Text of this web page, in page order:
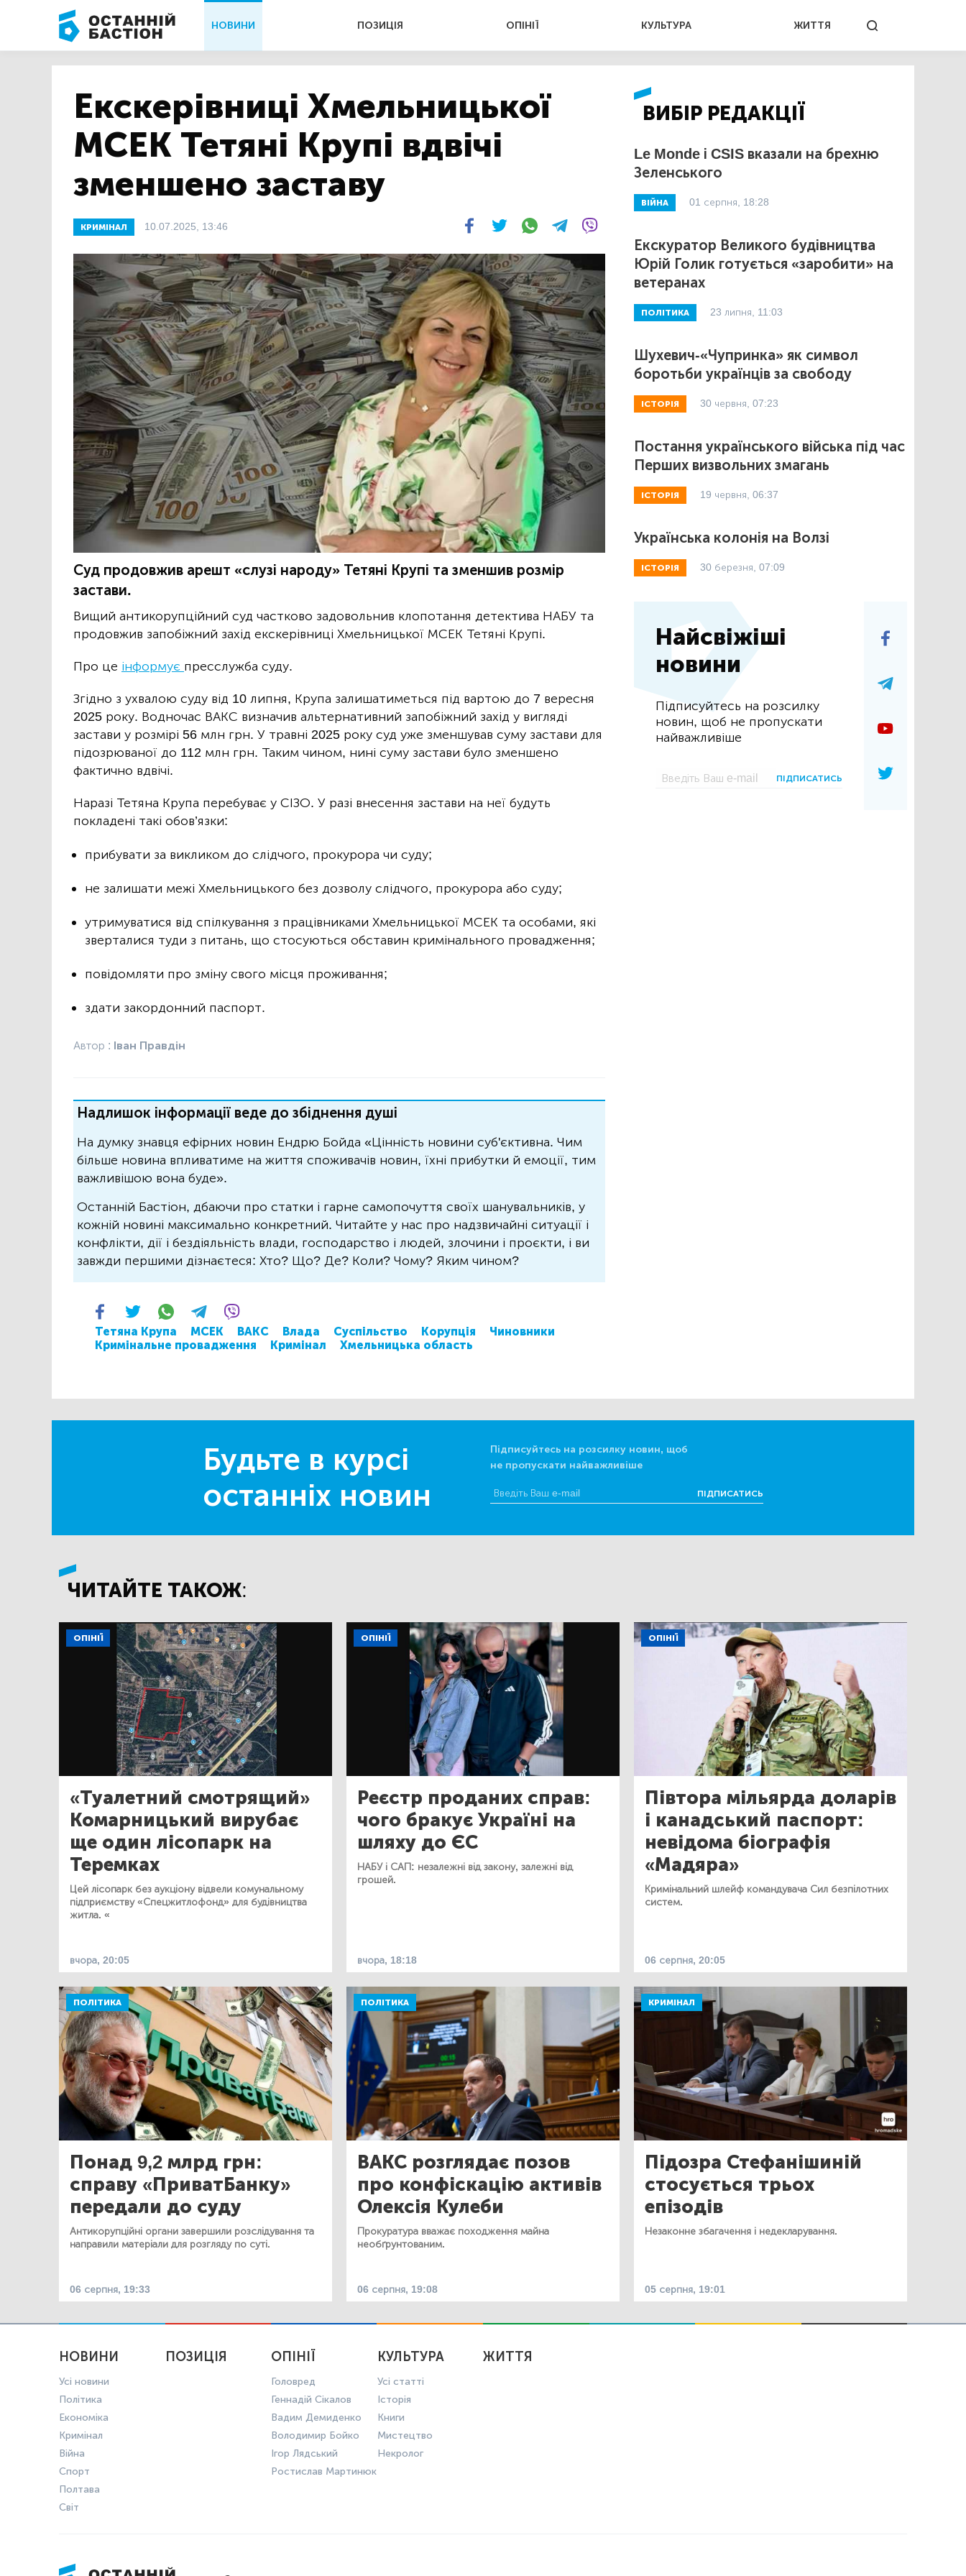
НОВИНИ ПОЗИЦІЯ ОПІНІЇ КУЛЬТУРА ЖИТТЯ
Екскерівниці Хмельницької
МСЕК Тетяні Крупі вдвічі
зменшено заставу
КРИМІНАЛ 10.07.2025, 13:46
Суд продовжив арешт «слузі народу» Тетяні Крупі та зменшив розмір
застави.
Вищий антикорупційний суд частково задовольнив клопотання детектива НАБУ та
продовжив запобіжний захід екскерівниці Хмельницької МСЕК Тетяні Крупі.
Про це інформує пресслужба суду.
Згідно з ухвалою суду від 10 липня, Крупа залишатиметься під вартою до 7 вересня
2025 року. Водночас ВАКС визначив альтернативний запобіжний захід у вигляді
застави у розмірі 56 млн грн. У травні 2025 року суд уже зменшував суму застави для
підозрюваної до 112 млн грн. Таким чином, нині суму застави було зменшено
фактично вдвічі.
Наразі Тетяна Крупа перебуває у СІЗО. У разі внесення застави на неї будуть
покладені такі обов’язки:
прибувати за викликом до слідчого, прокурора чи суду;
не залишати межі Хмельницького без дозволу слідчого, прокурора або суду;
утримуватися від спілкування з працівниками Хмельницької МСЕК та особами, які
зверталися туди з питань, що стосуються обставин кримінального провадження;
повідомляти про зміну свого місця проживання;
здати закордонний паспорт.
Автор : Іван Правдін
Надлишок інформації веде до збіднення душі
На думку знавця ефірних новин Ендрю Бойда «Цінність новини суб'єктивна. Чим
більше новина впливатиме на життя споживачів новин, їхні прибутки й емоції, тим
важливішою вона буде».
Останній Бастіон, дбаючи про статки і гарне самопочуття своїх шанувальників, у
кожній новині максимально конкретний. Читайте у нас про надзвичайні ситуації і
конфлікти, дії і бездіяльність влади, господарство і людей, злочини і проєкти, і ви
завжди першими дізнаєтеся: Хто? Що? Де? Коли? Чому? Яким чином?
Тетяна Крупа МСЕК ВАКС Влада Суспільство Корупція
Чиновники
Кримінальне провадження
Кримінал Хмельницька область
ВИБІР РЕДАКЦІЇ
Le Monde і CSIS вказали на брехню
Зеленського
ВІЙНА 01 серпня, 18:28
Екскуратор Великого будівництва
Юрій Голик готується «заробити» на
ветеранах
ПОЛІТИКА 23 липня, 11:03
Шухевич-«Чупринка» як символ
боротьби українців за свободу
ІСТОРІЯ 30 червня, 07:23
Постання українського війська під час
Перших визвольних змагань
ІСТОРІЯ 19 червня, 06:37
Українська колонія на Волзі
ІСТОРІЯ 30 березня, 07:09
Найсвіжіші
новини
Підписуйтесь на розсилку
новин, щоб не пропускати
найважливіше
ПІДПИСАТИСЬ
Будьте в курсі
останніх новин
Підписуйтесь на розсилку новин, щоб
не пропускати найважливіше
ПІДПИСАТИСЬ
ЧИТАЙТЕ ТАКОЖ:
ОПІНІЇ
«Туалетний смотрящий»
Комарницький вирубає
ще один лісопарк на
Теремках
Цей лісопарк без аукціону відвели комунальному
підприємству «Спецжитлофонд» для будівництва
житла. «
вчора, 20:05
ОПІНІЇ
Реєстр проданих справ:
чого бракує Україні на
шляху до ЄС
НАБУ і САП: незалежні від закону, залежні від
грошей.
вчора, 18:18
ОПІНІЇ
Півтора мільярда доларів
і канадський паспорт:
невідома біографія
«Мадяра»
Кримінальний шлейф командувача Сил безпілотних
систем.
06 серпня, 20:05
ПОЛІТИКА
Понад 9,2 млрд грн:
справу «ПриватБанку»
передали до суду
Антикорупційні органи завершили розслідування та
направили матеріали для розгляду по суті.
06 серпня, 19:33
ПОЛІТИКА
ВАКС розглядає позов
про конфіскацію активів
Олексія Кулеби
Прокуратура вважає походження майна
необґрунтованим.
06 серпня, 19:08
КРИМІНАЛ
Підозра Стефанішиній
стосується трьох
епізодів
Незаконне збагачення і недекларування.
05 серпня, 19:01
НОВИНИ
Усі новини
Політика
Економіка
Кримінал
Війна
Спорт
Полтава
Світ
ПОЗИЦІЯ ОПІНІЇ
Головред
Геннадій Сікалов
Вадим Демиденко
Володимир Бойко
Ігор Лядський
Ростислав Мартинюк
КУЛЬТУРА
Усі статті
Історія
Книги
Мистецтво
Некролог
ЖИТТЯ